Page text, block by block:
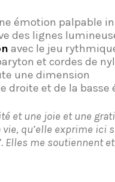
émotion palpable
des lignes
avec le jeu
et cordes de
une dimension
droite et de la basse
et une joie et une
qu’elle exprime ici
Elles me soutiennent